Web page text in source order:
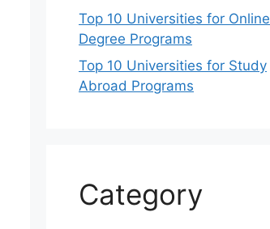
Top 10 Universities for Online
Degree Programs
Top 10 Universities for Study
Abroad Programs
Category